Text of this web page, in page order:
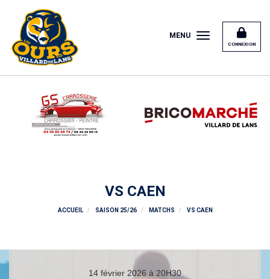
CONNEXION
MENU
VS CAEN
ACCUEIL SAISON 25/26 MATCHS VS CAEN
14 février 2026 à 20H30
Panneau de gestion des cookies